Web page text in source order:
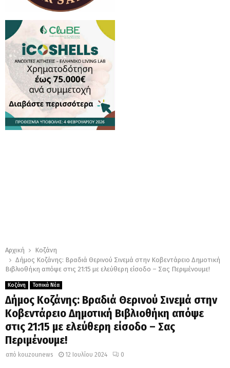
Αρχική
Κοζάνη
Δήμος Κοζάνης: Βραδιά Θερινού Σινεμά στην Κοβεντάρειο Δημοτική
Βιβλιοθήκη απόψε στις 21:15 με ελεύθερη είσοδο – Σας Περιμένουμε!
Κοζάνη Τοπικά Νέα
Δήμος Κοζάνης: Βραδιά Θερινού Σινεμά στην
Κοβεντάρειο Δημοτική Βιβλιοθήκη απόψε
στις 21:15 με ελεύθερη είσοδο – Σας
Περιμένουμε!
από kouzounews 12 Ιουλίου 2024 0